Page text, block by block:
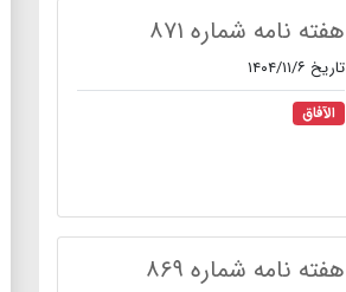
هفته نامه شماره ۸۷۱
تاریخ ۱۴۰۴/۱۱/۶
الآفاق
هفته نامه شماره ۸۶۹